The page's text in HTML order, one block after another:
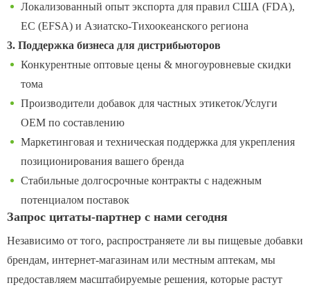
Локализованный опыт экспорта для правил США (FDA),
ЕС (EFSA) и Азиатско-Тихоокеанского региона
3. Поддержка бизнеса для дистрибьюторов
Конкурентные оптовые цены & многоуровневые скидки
тома
Производители добавок для частных этикеток/Услуги
OEM по составлению
Маркетинговая и техническая поддержка для укрепления
позиционирования вашего бренда
Стабильные долгосрочные контракты с надежным
потенциалом поставок
Запрос цитаты-партнер с нами сегодня
Независимо от того, распространяете ли вы пищевые добавки
брендам, интернет-магазинам или местным аптекам, мы
предоставляем масштабируемые решения, которые растут